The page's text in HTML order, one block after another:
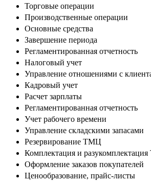
Торговые операции
Производственные операции
Основные средства
Завершение периода
Регламентированная отчетность
Налоговый учет
Управление отношениями с
Кадровый учет
Расчет зарплаты
Регламентированная отчетность
Учет рабочего времени
Управление складскими запасами
Резервирование ТМЦ
Комплектация и
Оформление заказов покупателей
Ценообразование, прайс-листы